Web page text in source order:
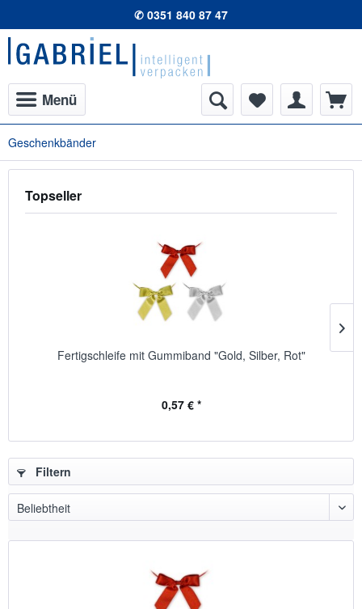
✆ 0351 840 87 47
Menü
Geschenkbänder
Topseller
Fertigschleife mit Gummiband "Gold, Silber, Rot"
0,57 € *
Filtern